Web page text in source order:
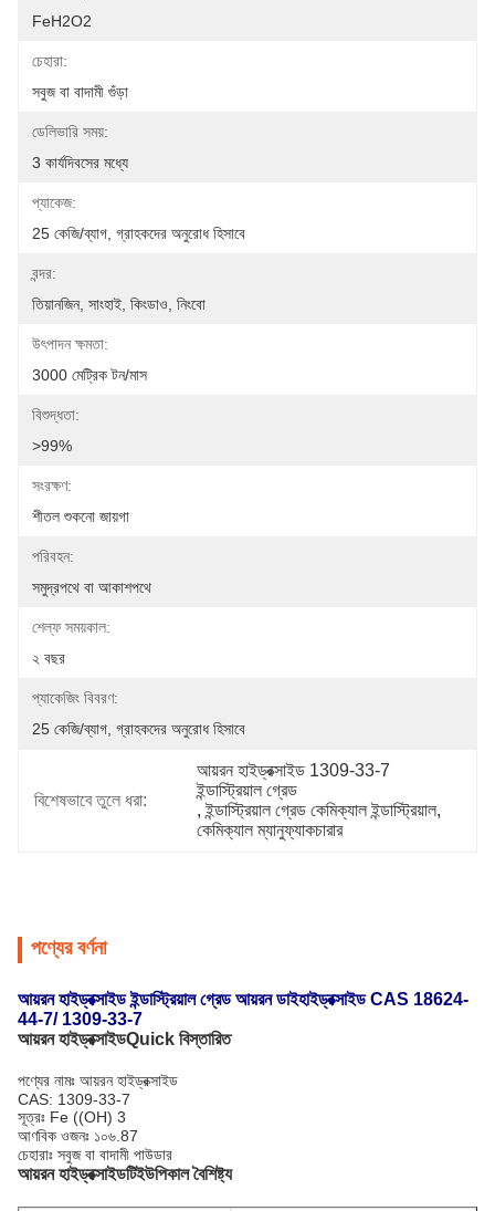
FeH2O2
চেহারা:
সবুজ বা বাদামী গুঁড়া
ডেলিভারি সময়:
3 কার্যদিবসের মধ্যে
প্যাকেজ:
25 কেজি/ব্যাগ, গ্রাহকদের অনুরোধ হিসাবে
বন্দর:
তিয়ানজিন, সাংহাই, কিংডাও, নিংবো
উৎপাদন ক্ষমতা:
3000 মেট্রিক টন/মাস
বিশুদ্ধতা:
>99%
সংরক্ষণ:
শীতল শুকনো জায়গা
পরিবহন:
সমুদ্রপথে বা আকাশপথে
শেল্ফ সময়কাল:
২ বছর
প্যাকেজিং বিবরণ:
25 কেজি/ব্যাগ, গ্রাহকদের অনুরোধ হিসাবে
বিশেষভাবে তুলে ধরা:
আয়রন হাইড্রক্সাইড 1309-33-7
ইন্ডাস্ট্রিয়াল গ্রেড
, ইন্ডাস্ট্রিয়াল গ্রেড কেমিক্যাল ইন্ডাস্ট্রিয়াল,
কেমিক্যাল ম্যানুফ্যাকচারার
পণ্যের বর্ণনা
আয়রন হাইড্রক্সাইড ইন্ডাস্ট্রিয়াল গ্রেড আয়রন ডাইহাইড্রক্সাইড CAS 18624-
44-7/ 1309-33-7
আয়রন হাইড্রক্সাইডQuick বিস্তারিত
পণ্যের নামঃ আয়রন হাইড্রক্সাইড
CAS: 1309-33-7
সূত্রঃ Fe ((OH) 3
আণবিক ওজনঃ ১০৬.87
চেহারাঃ সবুজ বা বাদামী পাউডার
আয়রন হাইড্রক্সাইডটিইউপিকাল বৈশিষ্ট্য